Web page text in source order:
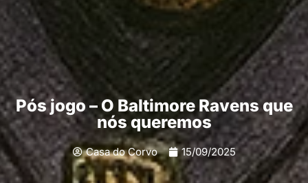
Pós jogo – O Baltimore Ravens que
nós queremos
Casa do Corvo 15/09/2025